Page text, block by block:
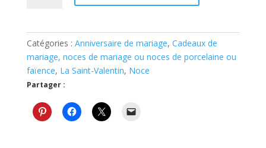
avec
initiales
noces
de
faïence
Catégories : Anniversaire de mariage, Cadeaux de
mariage, noces de mariage ou noces de porcelaine ou
faïence, La Saint-Valentin, Noce
Partager :